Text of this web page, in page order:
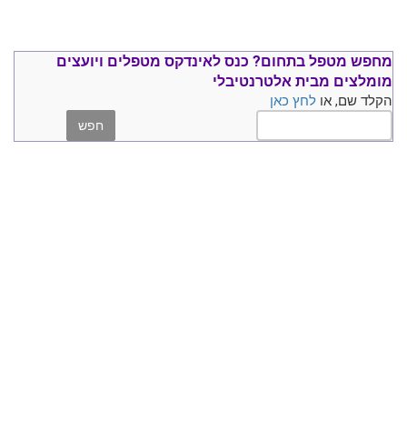
מחפש מטפל בתחום? כנס לאינדקס מטפלים ויועצים
מומלצים מבית אלטרנטיבלי
הקלד שם, או לחץ כאן